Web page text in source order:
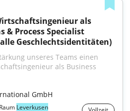
als
& Process Specialist
Geschlechtsidentitäten)
als Business
GmbH
Leverkusen